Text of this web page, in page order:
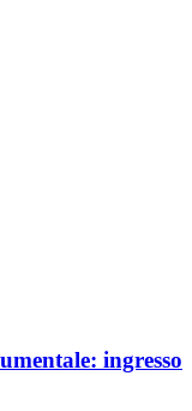
ingresso